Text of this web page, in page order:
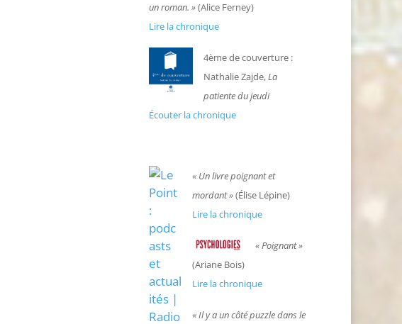
un roman. »(Alice Ferney)
Lire la chronique
4ème de couverture :
Nathalie Zajde,La
patiente du jeudi
Écouter la chronique
«Un livre poignant et
mordant »(Élise Lépine)
Lire la chronique
«Poignant »
(Ariane Bois)
Lire la chronique
«Il y a un côté puzzle dans le